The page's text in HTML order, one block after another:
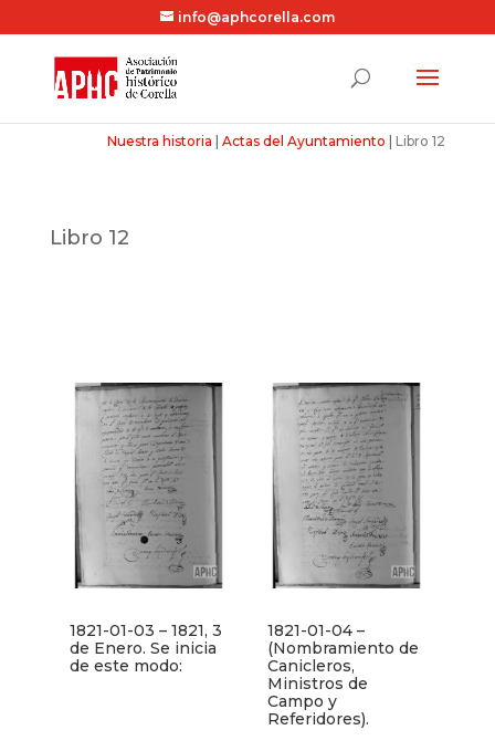
info@aphcorella.com
Nuestra historia |Actas del Ayuntamiento Libro 12
Libro 12
1821-01-03 – 1821, 3
de Enero. Se inicia
de este modo:
1821-01-04 –
(Nombramiento de
Canicleros,
Ministros de
Campo y
Referidores).